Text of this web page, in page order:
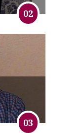
02
03